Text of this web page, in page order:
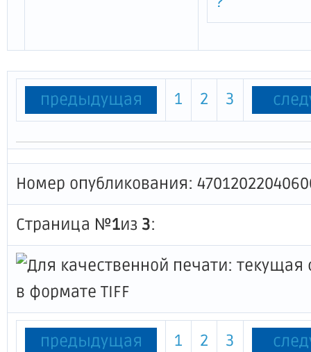
предыдущая 1 2 3
Номер опубликования:
Страница №1из 3:
предыдущая 1 2 3